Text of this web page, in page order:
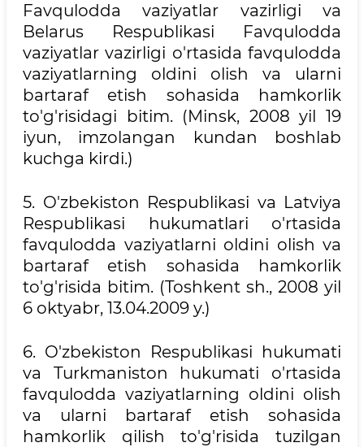
Favqulodda vaziyatlar vazirligi va
Belarus Respublikasi Favqulodda
vaziyatlar vazirligi o'rtasida favqulodda
vaziyatlarning oldini olish va ularni
bartaraf etish sohasida hamkorlik
to'g'risidagi bitim. (Minsk, 2008 yil 19
iyun, imzolangan kundan boshlab
kuchga kirdi.)
5. O'zbekiston Respublikasi va Latviya
Respublikasi hukumatlari o'rtasida
favqulodda vaziyatlarni oldini olish va
bartaraf etish sohasida hamkorlik
to'g'risida bitim. (Toshkent sh., 2008 yil
6 oktyabr, 13.04.2009 y.)
6. O'zbekiston Respublikasi hukumati
va Turkmaniston hukumati o'rtasida
favqulodda vaziyatlarning oldini olish
va ularni bartaraf etish sohasida
hamkorlik qilish to'g'risida tuzilgan